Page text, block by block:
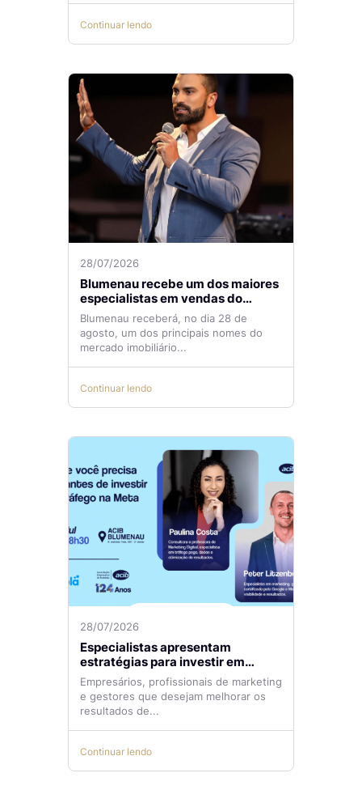
Continuar lendo
28/07/2026
Blumenau recebe um dos maiores
especialistas em vendas do
mercado imobiliário
Blumenau receberá, no dia 28 de
agosto, um dos principais nomes do
mercado imobiliário...
Continuar lendo
28/07/2026
Especialistas apresentam
estratégias para investir em
tráfego pago com mais eficiência
Empresários, profissionais de marketing
e gestores que desejam melhorar os
resultados de...
Continuar lendo